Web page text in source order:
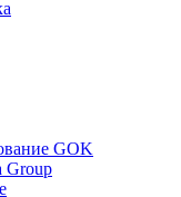
GOK
Group